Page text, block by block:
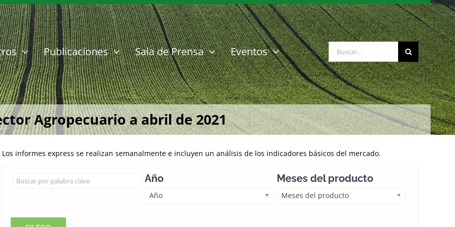
Publicaciones Sala de Prensa Eventos Buscar:
Agropecuario a abril de 2021
Los informes express se realizan semanalmente e incluyen un análisis de los indicadores básicos del mercado.
Año
Año
Meses del producto
Meses del producto